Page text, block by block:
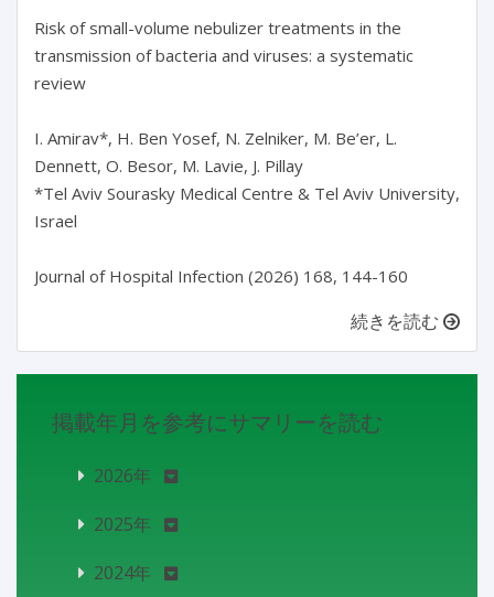
Risk of small-volume nebulizer treatments in the
transmission of bacteria and viruses: a systematic
review
I. Amirav*, H. Ben Yosef, N. Zelniker, M. Be’er, L.
Dennett, O. Besor, M. Lavie, J. Pillay
*Tel Aviv Sourasky Medical Centre & Tel Aviv University,
Israel
Journal of Hospital Infection (2026) 168, 144-160
続きを読む
掲載年月を参考にサマリーを読む
2026年
2025年
2024年